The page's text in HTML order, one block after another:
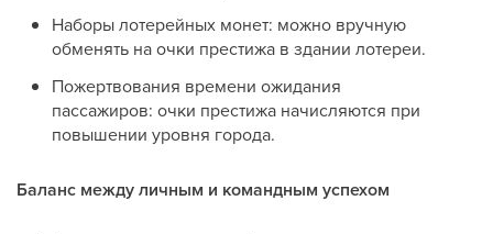
Наборы лотерейных монет: можно вручную
обменять на очки престижа в здании лотереи.
Пожертвования времени ожидания
пассажиров: очки престижа начисляются при
повышении уровня города.
Баланс между личным и командным успехом